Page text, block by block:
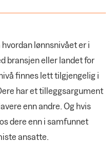
lønnsnivået er i
bransjen eller landet for
finnes lett tilgjengelig i
har et tilleggsargument
enn andre. Og hvis
dere enn i samfunnet
ansatte.